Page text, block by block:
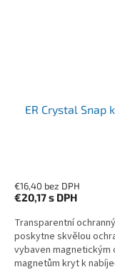
ER Crystal Snap
€16,40 bez DPH
€20,17s DPH
Transparentní
poskytne skvělou
vybaven magnetickým
magnetům kryt k